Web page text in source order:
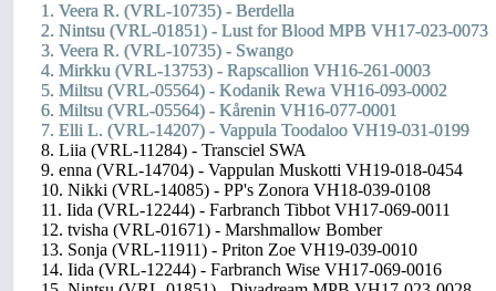
1. Veera R. (VRL-10735) - Berdella
2. Nintsu (VRL-01851) - Lust for Blood MPB VH17-023-0073
3. Veera R. (VRL-10735) - Swango
4. Mirkku (VRL-13753) - Rapscallion VH16-261-0003
5. Miltsu (VRL-05564) - Kodanik Rewa VH16-093-0002
6. Miltsu (VRL-05564) - Kårenin VH16-077-0001
7. Elli L. (VRL-14207) - Vappula Toodaloo VH19-031-0199
8. Liia (VRL-11284) - Transciel SWA
9. enna (VRL-14704) - Vappulan Muskotti VH19-018-0454
10. Nikki (VRL-14085) - PP's Zonora VH18-039-0108
11. Iida (VRL-12244) - Farbranch Tibbot VH17-069-0011
12. tvisha (VRL-01671) - Marshmallow Bomber
13. Sonja (VRL-11911) - Priton Zoe VH19-039-0010
14. Iida (VRL-12244) - Farbranch Wise VH17-069-0016